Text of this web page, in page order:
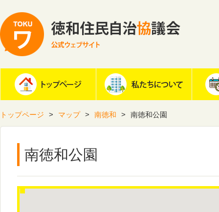
トップページ マップ 南徳和 南徳和公園
南徳和公園